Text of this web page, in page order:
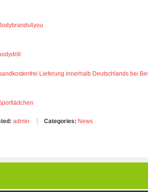
Lieferung innerhalb Deutschlands bei
admin Categories: News